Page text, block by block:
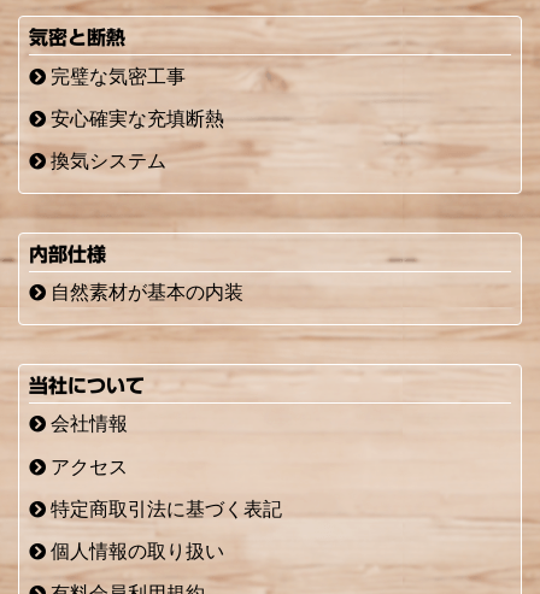
気密と断熱
完璧な気密工事
安心確実な充填断熱
換気システム
内部仕様
自然素材が基本の内装
当社について
会社情報
アクセス
特定商取引法に基づく表記
個人情報の取り扱い